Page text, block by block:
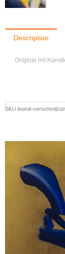
Description
Original mit
SKU loomit-